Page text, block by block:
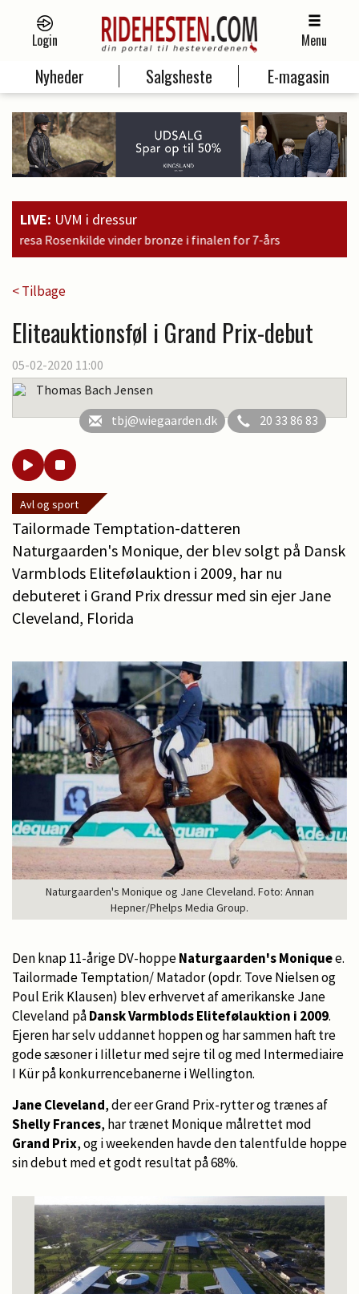
Login Menu
Nyheder Salgsheste E-magasin
LIVE: UVM i dressur
for 7-års
< Tilbage
Eliteauktionsføl i Grand Prix-debut
05-02-2020 11:00
Thomas Bach Jensen
tbj@wiegaarden.dk
20 33 86 83
Avl og sport
Tailormade Temptation-datteren
Naturgaarden's Monique, der blev solgt på Dansk
Varmblods Elitefølauktion i 2009, har nu
debuteret i Grand Prix dressur med sin ejer Jane
Cleveland, Florida
Naturgaarden's Monique og Jane Cleveland. Foto: Annan
Hepner/Phelps Media Group.
Den knap 11-årige DV-hoppeNaturgaarden's Moniquee.
Tailormade Temptation/ Matador (opdr. Tove Nielsen og
Poul Erik Klausen) blev erhvervet af amerikanske Jane
Cleveland påDansk Varmblods Elitefølauktion i 2009.
Ejeren har selv uddannet hoppen og har sammen haft tre
gode sæsoner i Iilletur med sejre til og med Intermediaire
I Kür på konkurrencebanerne i Wellington.
Jane Cleveland, der eer Grand Prix-rytter og trænes af
Shelly Frances, har trænet Monique målrettet mod
Grand Prix, og i weekenden havde den talentfulde hoppe
sin debut med et godt resultat på 68%.